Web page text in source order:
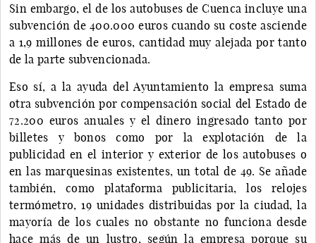
Sin embargo, el de los autobuses de Cuenca incluye una
subvención de 400.000 euros cuando su coste asciende
a 1,9 millones de euros, cantidad muy alejada por tanto
de la parte subvencionada.
Eso sí, a la ayuda del Ayuntamiento la empresa suma
otra subvención por compensación social del Estado de
72.200 euros anuales y el dinero ingresado tanto por
billetes y bonos como por la explotación de la
publicidad en el interior y exterior de los autobuses o
en las marquesinas existentes, un total de 49. Se añade
también, como plataforma publicitaria, los relojes
termómetro, 19 unidades distribuidas por la ciudad, la
mayoría de los cuales no obstante no funciona desde
hace más de un lustro, según la empresa porque su